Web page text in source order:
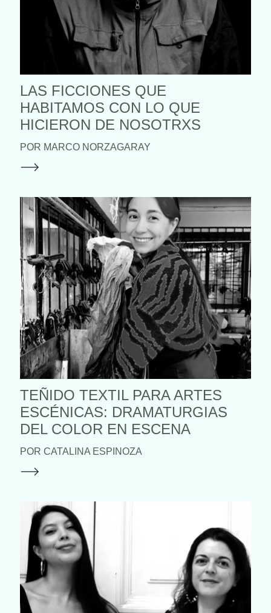
LAS FICCIONES QUE
HABITAMOS CON LO QUE
HICIERON DE NOSOTRXS
POR MARCO NORZAGARAY
TEÑIDO TEXTIL PARA ARTES
ESCÉNICAS: DRAMATURGIAS
DEL COLOR EN ESCENA
POR CATALINA ESPINOZA